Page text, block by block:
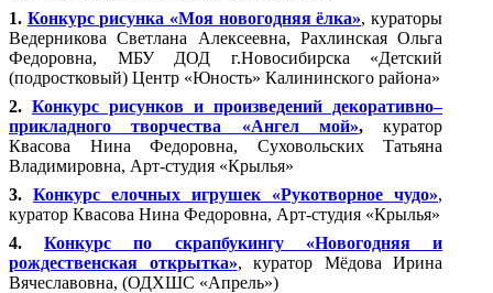
1. Конкурс рисунка «Моя новогодняя ёлка», кураторы
Ведерникова Светлана Алексеевна, Рахлинская Ольга
Федоровна, МБУ ДОД г.Новосибирска «Детский
(подростковый) Центр «Юность» Калининского района»
2. Конкурс рисунков и произведений декоративно–
прикладного творчества «Ангел мой»,куратор
Квасова Нина Федоровна, Суховольских Татьяна
Владимировна, Арт-студия «Крылья»
3. Конкурс елочных игрушек «Рукотворное чудо»,
куратор Квасова Нина Федоровна, Арт-студия «Крылья»
4.Конкурс по скрапбукингу «Новогодняя и
рождественская открытка», куратор Мёдова Ирина
Вячеславовна, (ОДХШС «Апрель»)